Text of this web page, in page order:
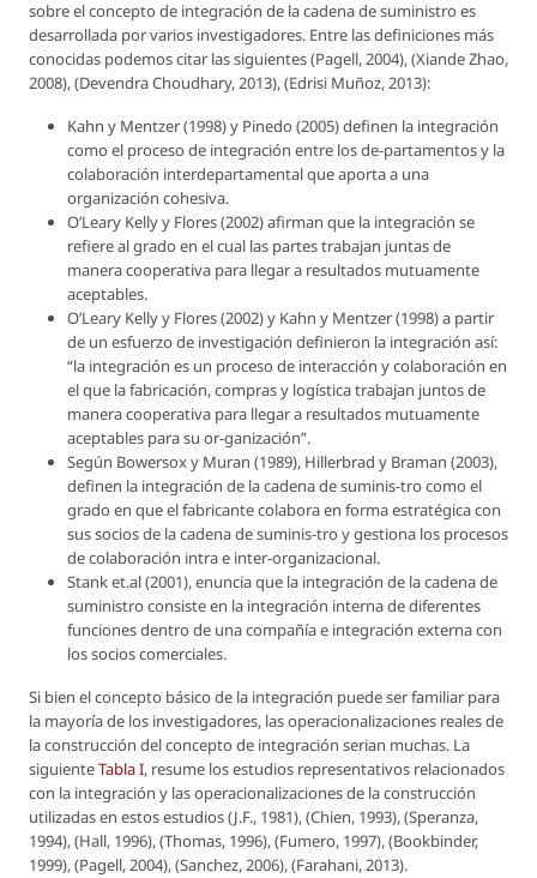
sobre el concepto de integración de la cadena de suministro es
desarrollada por varios investigadores. Entre las definiciones más
conocidas podemos citar las siguientes (Pagell, 2004), (Xiande Zhao,
2008), (Devendra Choudhary, 2013), (Edrisi Muñoz, 2013):
Kahn y Mentzer (1998) y Pinedo (2005) definen la integración
como el proceso de integración entre los de-partamentos y la
colaboración interdepartamental que aporta a una
organización cohesiva.
O’Leary Kelly y Flores (2002) afirman que la integración se
refiere al grado en el cual las partes trabajan juntas de
manera cooperativa para llegar a resultados mutuamente
aceptables.
O’Leary Kelly y Flores (2002) y Kahn y Mentzer (1998) a partir
de un esfuerzo de investigación definieron la integración así:
“la integración es un proceso de interacción y colaboración en
el que la fabricación, compras y logística trabajan juntos de
manera cooperativa para llegar a resultados mutuamente
aceptables para su or-ganización”.
Según Bowersox y Muran (1989), Hillerbrad y Braman (2003),
definen la integración de la cadena de suminis-tro como el
grado en que el fabricante colabora en forma estratégica con
sus socios de la cadena de suminis-tro y gestiona los procesos
de colaboración intra e inter-organizacional.
Stank et.al (2001), enuncia que la integración de la cadena de
suministro consiste en la integración interna de diferentes
funciones dentro de una compañía e integración externa con
los socios comerciales.
Si bien el concepto básico de la integración puede ser familiar para
la mayoría de los investigadores, las operacionalizaciones reales de
la construcción del concepto de integración serian muchas. La
siguienteTabla I, resume los estudios representativos relacionados
con la integración y las operacionalizaciones de la construcción
utilizadas en estos estudios (J.F., 1981), (Chien, 1993), (Speranza,
1994), (Hall, 1996), (Thomas, 1996), (Fumero, 1997), (Bookbinder,
1999), (Pagell, 2004), (Sanchez, 2006), (Farahani, 2013).